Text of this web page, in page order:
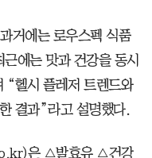
거에는 로우스펙 식품
에는 맛과 건강을 동시
“헬시 플레저 트렌드와
결과”라고 설명했다.
은 △발효유 △건강